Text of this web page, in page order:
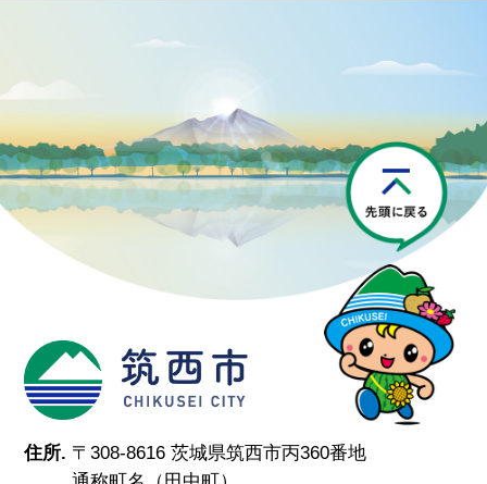
筑西市
住所. 〒308-8616 茨城県筑西市丙360番地